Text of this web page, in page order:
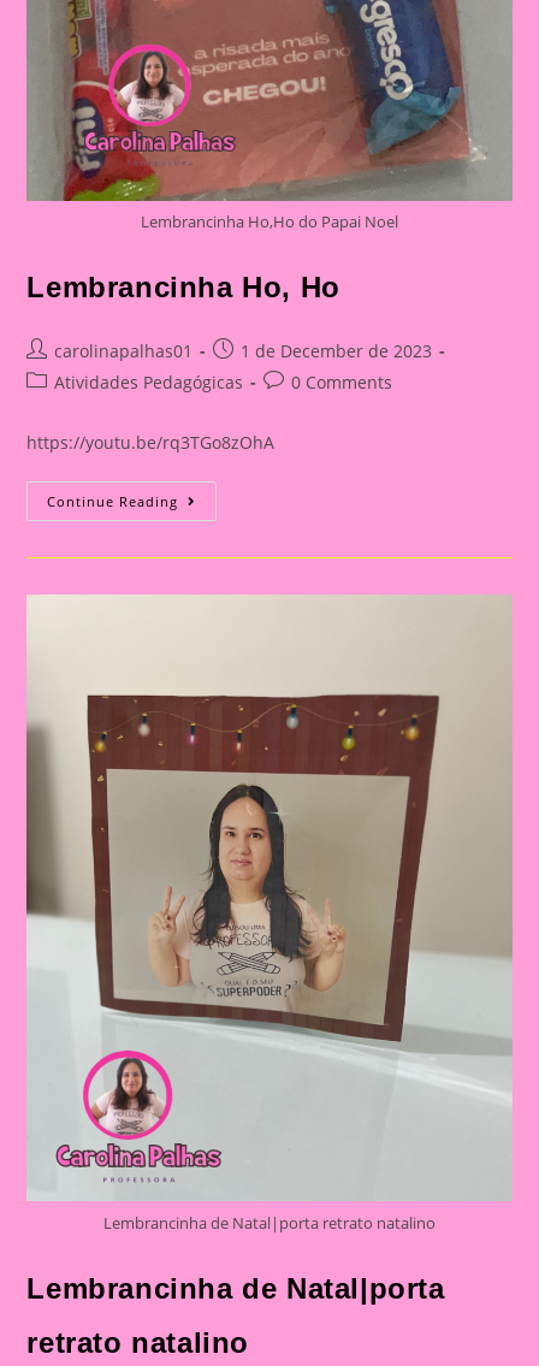
Lembrancinha Ho,Ho do Papai Noel
Lembrancinha Ho, Ho
Post
author:
carolinapalhas01
Post
published:
1 de December de 2023
PostAtividades Pedagógicas
Post0 Comments
https://youtu.be/rq3TGo8zOhA
Continue Reading Lembrancinha
Ho,
Lembrancinha de Natal|porta retrato natalino
Lembrancinha de Natal|porta
retrato natalino